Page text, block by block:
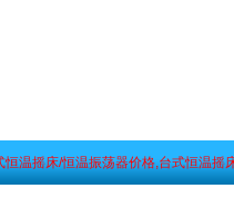
温摇床/恒温振荡器价格,台式恒温摇